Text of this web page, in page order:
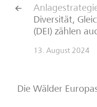
Diversität,
(DEI) zählen
13. August 2024
Die Wälder